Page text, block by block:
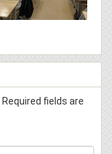
Required fields are